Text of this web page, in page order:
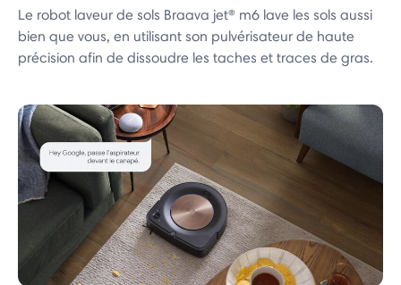
Le robot laveur de sols Braava jet® m6 lave les sols aussi
bien que vous, en utilisant son pulvérisateur de haute
précision afin de dissoudre les taches et traces de gras.